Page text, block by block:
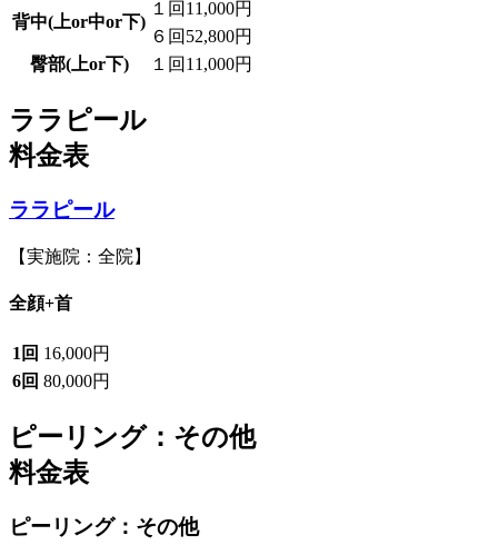
背中(上or中or下)
１回 11,000円
６回 52,800円
臀部(上or下)
１回 11,000円
ララピール
料金表
ララピール
【実施院：全院】
全顔+首
1回 16,000円
6回 80,000円
ピーリング：その他
料金表
ピーリング：その他